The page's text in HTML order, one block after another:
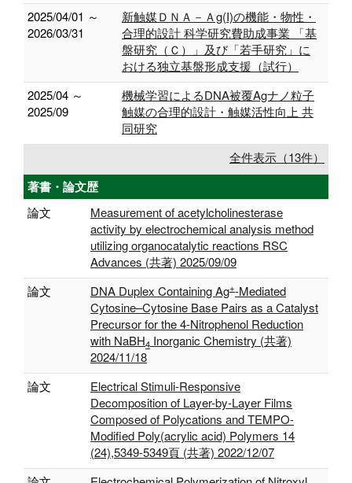
2025/04/01 ～
2026/03/31
新触媒ＤＮＡ－Ａg(I)の機能・物性・
合理的設計 科学研究費助成事業 「基
盤研究（Ｃ）」及び「若手研究」に
おける独立基盤形成支援（試行）
2025/04 ～
2025/09
機械学習によるDNA被覆Agナノ粒子
触媒の合理的設計・触媒活性向上 共
同研究
全件表示（13件）
著書・論文歴
論文
Measurement of acetylcholinesterase
activity by electrochemical analysis method
utilizing organocatalytic reactions RSC
Advances (共著) 2025/09/09
論文
DNA Duplex Containing Ag+-Mediated
Cytosine–Cytosine Base Pairs as a Catalyst
Precursor for the 4-Nitrophenol Reduction
with NaBH4 Inorganic Chemistry (共著)
2024/11/18
論文
Electrical Stimuli-Responsive
Decomposition of Layer-by-Layer Films
Composed of Polycations and TEMPO-
Modified Poly(acrylic acid) Polymers 14
(24),5349-5349頁 (共著) 2022/12/07